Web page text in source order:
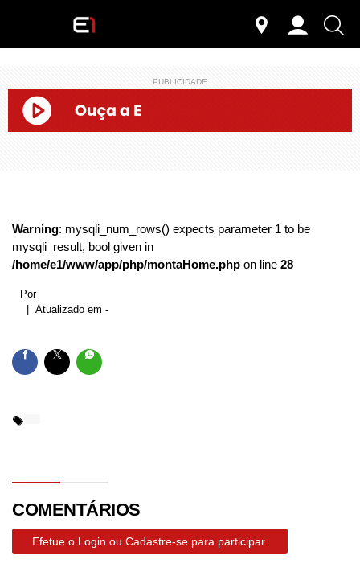
PUBLICIDADE
Warning: mysqli_num_rows() expects parameter 1 to be
mysqli_result, bool given in
/home/e1/www/app/php/montaHome.php on line 28
Por
| Atualizado em -
COMENTÁRIOS
Efetue o Login ou Cadastre-se para participar.